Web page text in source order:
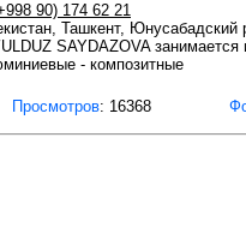
90) 174 62 21
Ташкент,
SAYDAZOVA
- композитные
Просмотров: 16368